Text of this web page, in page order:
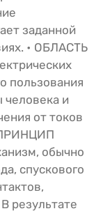
заданной
• ОБЛАСТЬ
пользования
человека и
от токов
ПРИНЦИП
обычно
спускового
результате